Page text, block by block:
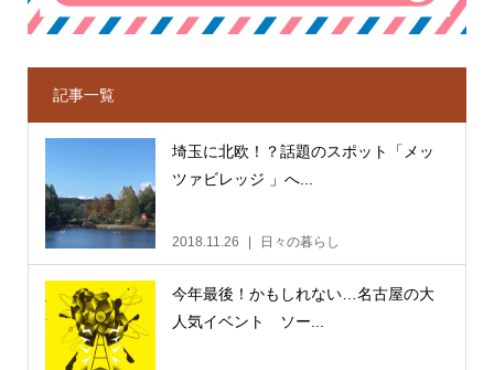
記事一覧
埼玉に北欧！？話題のスポット「メッ
ツァビレッジ 」へ...
2018.11.26 日々の暮らし
今年最後！かもしれない…名古屋の大
人気イベント ソー...